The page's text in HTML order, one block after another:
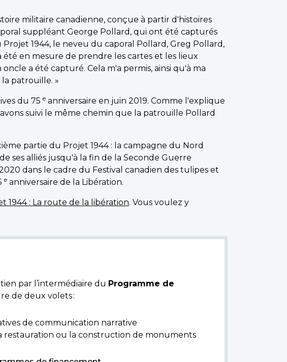
militaire canadienne, conçue à partir d'histoires
suppléant George Pollard, qui ont été capturés
1944, le neveu du caporal Pollard, Greg Pollard,
été en mesure de prendre les cartes et les lieux
a été capturé. Cela m'a permis, ainsi qu'à ma
patrouille. »
du 75 e anniversaire en juin 2019. Comme l'explique
suivi le même chemin que la patrouille Pollard
partie du Projet 1944 : la campagne du Nord
ses alliés jusqu'à la fin de la Seconde Guerre
dans le cadre du Festival canadien des tulipes et
e anniversaire de la Libération.
1944 : La route de la libération. Vous voulez y
par l’intermédiaire du Programme de
de deux volets :
de communication narrative
restauration ou la construction de monuments